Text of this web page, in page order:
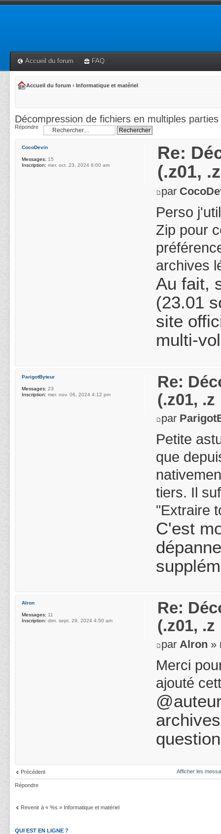
Accueil du forum FAQ
Accueil du forum ‹ Informatique et matériel
Décompression de fichiers en multiples
Répondre
Re:
(.z01, .z
par
Perso
Zip pour
archives
Au fait,
(23.01
site
multi-
CocoDevin
Messages: 15
Inscription: mer. oct. 23, 2024 6:00 am
Re:
(.z01, .z
par
Petite
que
tiers. Il
"Extraire
C'est
ParigotByteur
Messages: 23
Inscription: mer. nov. 06, 2024 4:12 pm
Re:
(.z01, .z
parAlron »
Merci
ajouté
Alron
Messages: 11
Inscription: dim. sept. 29, 2024 4:50 am
Précédent Afficher les
Répondre
Revenir à « %s » Informatique et matériel
QUI EST EN LIGNE ?